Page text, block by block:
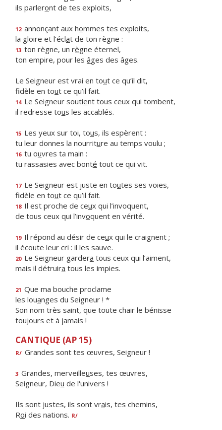
ils parleront de tes exploits,
12 annonçant aux hommes tes exploits,
la gloire et l’éclat de ton règne :
13 ton règne, un règne éternel,
ton empire, pour les âges des âges.
Le Seigneur est vrai en tout ce qu’il dit,
fidèle en tout ce qu’il fait.
14 Le Seigneur soutient tous ceux qui tombent,
il redresse tous les accablés.
15 Les yeux sur toi, tous, ils espèrent :
tu leur donnes la nourriture au temps voulu ;
16 tu ouvres ta main :
tu rassasies avec bonté tout ce qui vit.
17 Le Seigneur est juste en toutes ses voies,
fidèle en tout ce qu’il fait.
18 Il est proche de ceux qui l’invoquent,
de tous ceux qui l’invoquent en vérité.
19 Il répond au désir de ceux qui le craignent ;
il écoute leur cri : il les sauve.
20 Le Seigneur gardera tous ceux qui l’aiment,
mais il détruira tous les impies.
21 Que ma bouche proclame
les louanges du Seigneur ! *
Son nom très saint, que toute chair le bénisse
toujours et à jamais !
CANTIQUE (AP 15)
R/ Grandes sont tes œuvres, Seigneur !
3 Grandes, merveilleuses, tes œuvres,
Seigneur, Dieu de l'univers !
Ils sont justes, ils sont vrais, tes chemins,
Roi des nations. R/